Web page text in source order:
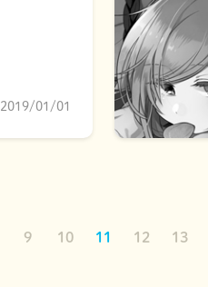
2019/01/01
9 10 11 12 13